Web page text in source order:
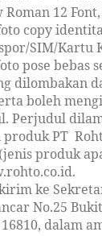
Roman 12
copy
SIM/Kartu
pose bebas
dilombakan
boleh
Perjudul
PT
produk
ke
No.25
dalam